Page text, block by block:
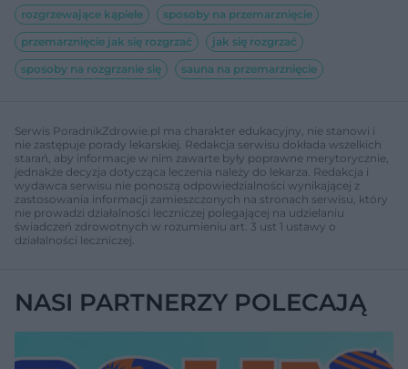
rozgrzewające kąpiele
sposoby na przemarznięcie
przemarznięcie jak się rozgrzać
jak się rozgrzać
sposoby na rozgrzanie się
sauna na przemarznięcie
Serwis PoradnikZdrowie.pl ma charakter edukacyjny, nie stanowi i
nie zastępuje porady lekarskiej. Redakcja serwisu dokłada wszelkich
starań, aby informacje w nim zawarte były poprawne merytorycznie,
jednakże decyzja dotycząca leczenia należy do lekarza. Redakcja i
wydawca serwisu nie ponoszą odpowiedzialności wynikającej z
zastosowania informacji zamieszczonych na stronach serwisu, który
nie prowadzi działalności leczniczej polegającej na udzielaniu
świadczeń zdrowotnych w rozumieniu art. 3 ust 1 ustawy o
działalności leczniczej.
NASI PARTNERZY POLECAJĄ